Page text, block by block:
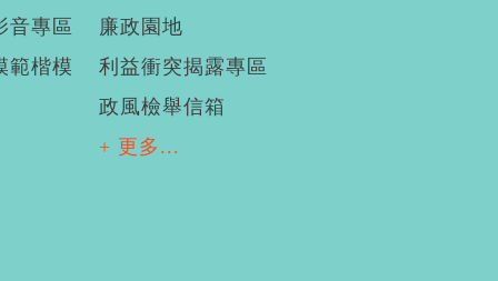
音專區
範楷模
廉政園地
利益衝突揭露專區
政風檢舉信箱
+ 更多...